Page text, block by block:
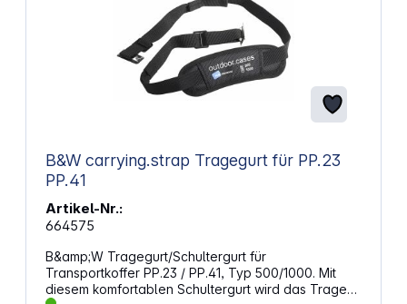
B&W carrying.strap Tragegurt für PP.23
PP.41
Artikel-Nr.:
664575
B&amp;W Tragegurt/Schultergurt für
Transportkoffer PP.23 / PP.41, Typ 500/1000. Mit
diesem komfortablen Schultergurt wird das Tragen